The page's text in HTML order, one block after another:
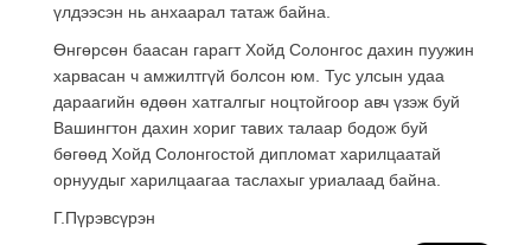
үлдээсэн нь анхаарал татаж байна.
Өнгөрсөн баасан гарагт Хойд Солонгос дахин пуужин
харвасан ч амжилтгүй болсон юм. Тус улсын удаа
дараагийн өдөөн хатгалгыг ноцтойгоор авч үзэж буй
Вашингтон дахин хориг тавих талаар бодож буй
бөгөөд Хойд Солонгостой дипломат харилцаатай
орнуудыг харилцаагаа таслахыг уриалаад байна.
Г.Пүрэвсүрэн